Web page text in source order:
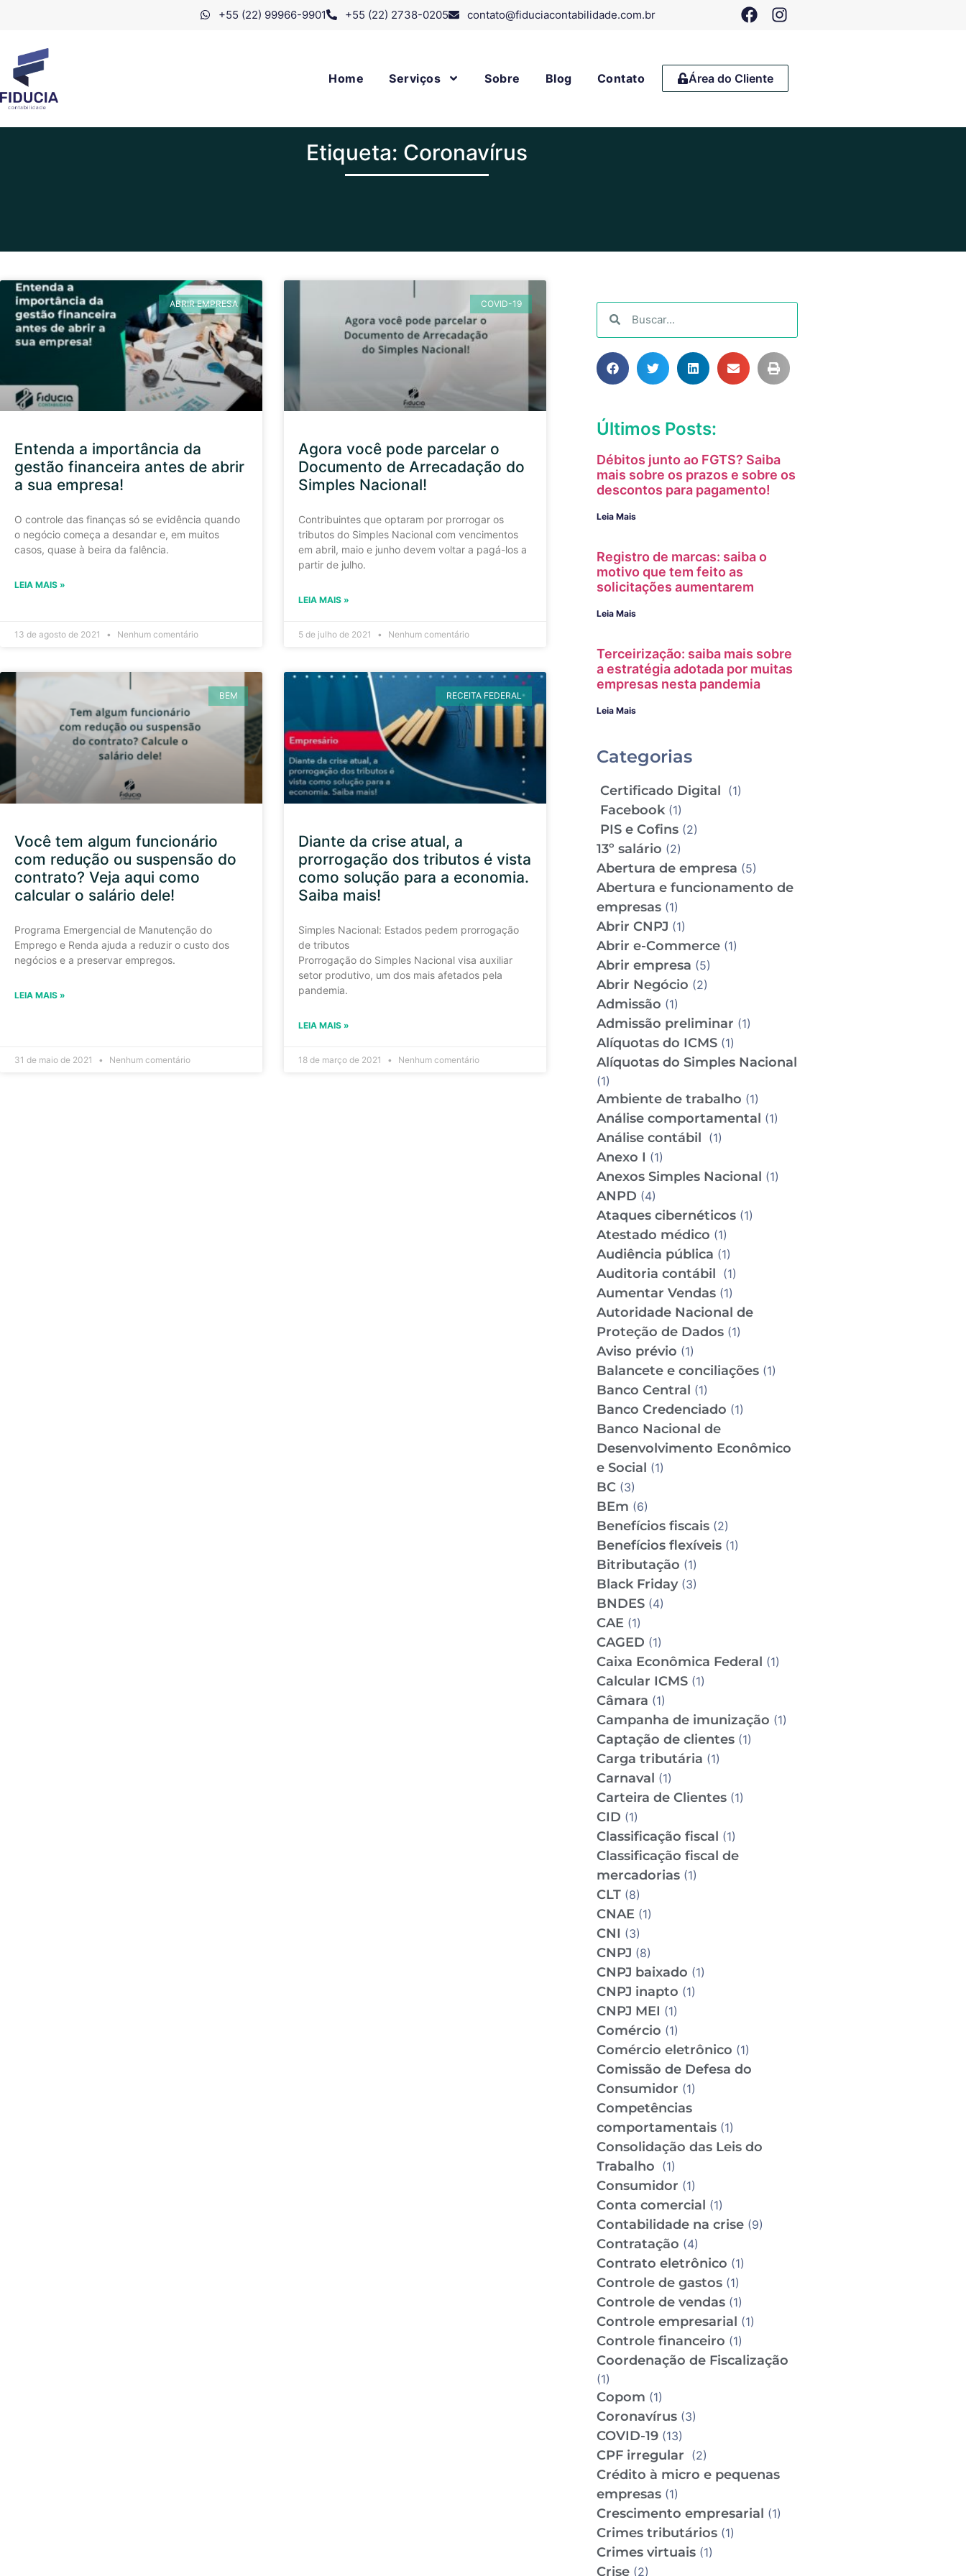
+55 (22) 99966-9901 +55 (22) 2738-0205 contato@fiduciacontabilidade.com.br
Home Serviços Sobre Blog Contato Área do Cliente
Etiqueta: Coronavírus
ABRIR EMPRESA
Entenda a importância da
gestão financeira antes de abrir
a sua empresa!
O controle das finanças só se evidência quando
o negócio começa a desandar e, em muitos
casos, quase à beira da falência.
LEIA MAIS »
13 de agosto de 2021 Nenhum comentário
COVID-19
Agora você pode parcelar o
Documento de Arrecadação do
Simples Nacional!
Contribuintes que optaram por prorrogar os
tributos do Simples Nacional com vencimentos
em abril, maio e junho devem voltar a pagá-los a
partir de julho.
LEIA MAIS »
5 de julho de 2021 Nenhum comentário
BEM
Você tem algum funcionário
com redução ou suspensão do
contrato? Veja aqui como
calcular o salário dele!
Programa Emergencial de Manutenção do
Emprego e Renda ajuda a reduzir o custo dos
negócios e a preservar empregos.
LEIA MAIS »
31 de maio de 2021 Nenhum comentário
RECEITA FEDERAL
Diante da crise atual, a
prorrogação dos tributos é vista
como solução para a economia.
Saiba mais!
Simples Nacional: Estados pedem prorrogação
de tributos
Prorrogação do Simples Nacional visa auxiliar
setor produtivo, um dos mais afetados pela
pandemia.
LEIA MAIS »
18 de março de 2021 Nenhum comentário
Últimos Posts:
Débitos junto ao FGTS? Saiba
mais sobre os prazos e sobre os
descontos para pagamento!
Leia Mais
Registro de marcas: saiba o
motivo que tem feito as
solicitações aumentarem
Leia Mais
Terceirização: saiba mais sobre
a estratégia adotada por muitas
empresas nesta pandemia
Leia Mais
Categorias
Certificado Digital (1)
Facebook(1)
PIS e Cofins(2)
13º salário (2)
Abertura de empresa (5)
Abertura e funcionamento de
empresas(1)
Abrir CNPJ (1)
Abrir e-Commerce(1)
Abrir empresa (5)
Abrir Negócio (2)
Admissão (1)
Admissão preliminar (1)
Alíquotas do ICMS(1)
Alíquotas do Simples Nacional
(1)
Ambiente de trabalho (1)
Análise comportamental (1)
Análise contábil (1)
Anexo I (1)
Anexos Simples Nacional (1)
ANPD (4)
Ataques cibernéticos(1)
Atestado médico (1)
Audiência pública (1)
Auditoria contábil (1)
Aumentar Vendas(1)
Autoridade Nacional de
Proteção de Dados(1)
Aviso prévio (1)
Balancete e conciliações(1)
Banco Central (1)
Banco Credenciado (1)
Banco Nacional de
Desenvolvimento Econômico
e Social (1)
BC(3)
BEm (6)
Benefícios fiscais(2)
Benefícios flexíveis(1)
Bitributação (1)
Black Friday(3)
BNDES(4)
CAE (1)
CAGED (1)
Caixa Econômica Federal (1)
Calcular ICMS(1)
Câmara (1)
Campanha de imunização (1)
Captação de clientes(1)
Carga tributária (1)
Carnaval (1)
Carteira de Clientes(1)
CID (1)
Classificação fiscal (1)
Classificação fiscal de
mercadorias(1)
CLT(8)
CNAE (1)
CNI (3)
CNPJ (8)
CNPJ baixado (1)
CNPJ inapto (1)
CNPJ MEI (1)
Comércio (1)
Comércio eletrônico (1)
Comissão de Defesa do
Consumidor (1)
Competências
comportamentais(1)
Consolidação das Leis do
Trabalho (1)
Consumidor (1)
Conta comercial (1)
Contabilidade na crise(9)
Contratação (4)
Contrato eletrônico (1)
Controle de gastos(1)
Controle de vendas(1)
Controle empresarial (1)
Controle financeiro (1)
Coordenação de Fiscalização
(1)
Copom (1)
Coronavírus(3)
COVID-19(13)
CPF irregular (2)
Crédito à micro e pequenas
empresas(1)
Crescimento empresarial (1)
Crimes tributários(1)
Crimes virtuais(1)
Crise(2)